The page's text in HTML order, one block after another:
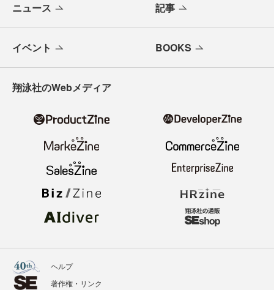
ニュース 記事
イベント BOOKS
翔泳社のWebメディア
ヘルプ
著作権・リンク